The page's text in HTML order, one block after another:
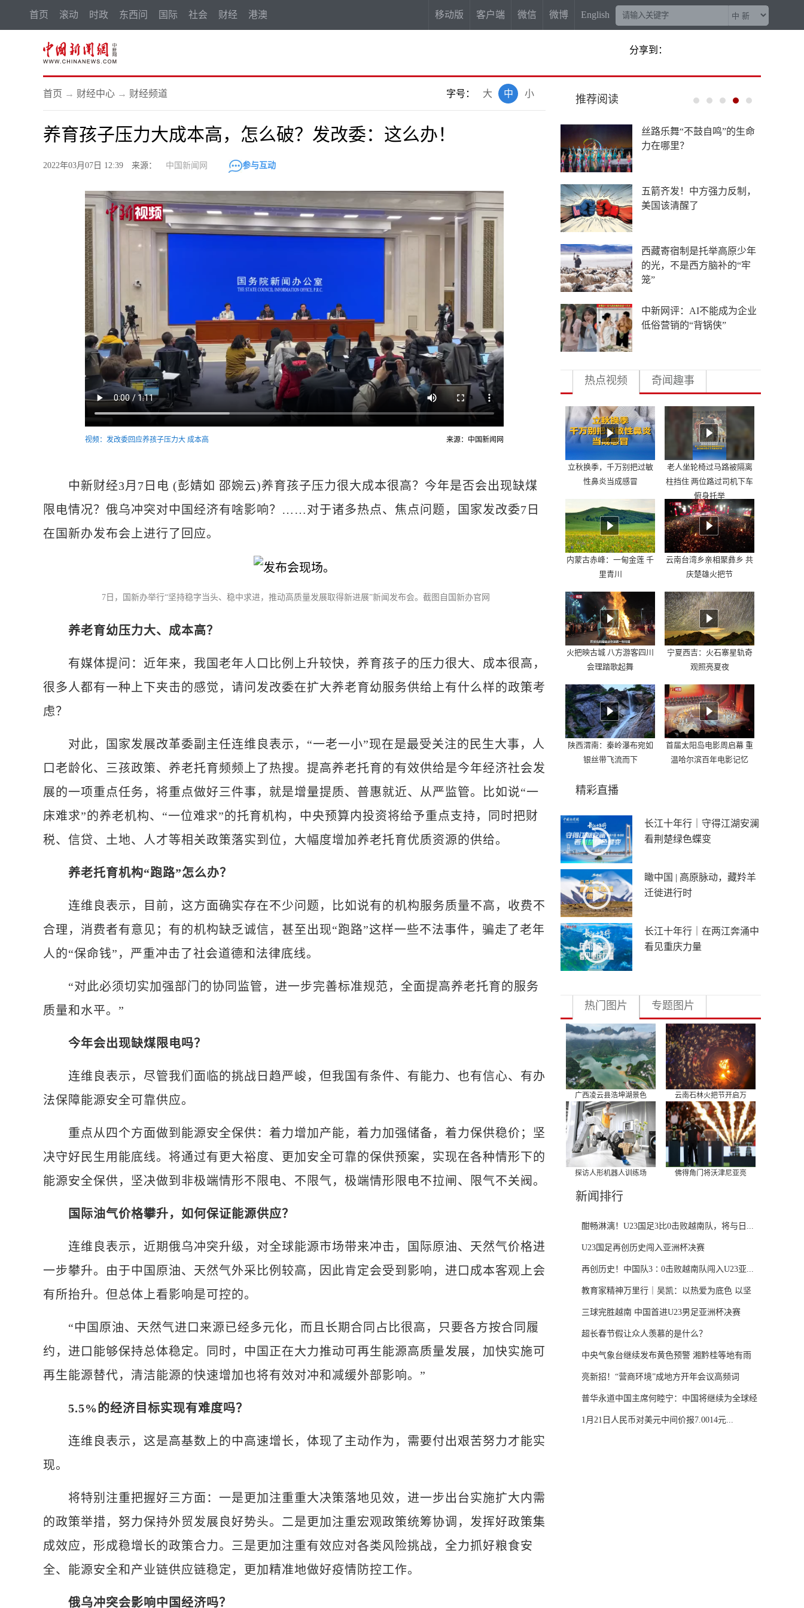
首页 滚动 时政 东西问 国际 社会 财经 港澳 移动版 客户端 微信 微博 English
分享到：
首页 → 财经中心 → 财经频道 字号： 小
中
大
养育孩子压力大成本高，怎么破？发改委：这么办！
2022年03月07日 12:39 来源： 中国新闻网 参与互动
视频：发改委回应养孩子压力大 成本高 来源：中国新闻网
中新财经3月7日电 (彭婧如 邵婉云)养育孩子压力很大成本很高？今年是否会出现缺煤
限电情况？俄乌冲突对中国经济有啥影响？……对于诸多热点、焦点问题，国家发改委7日
在国新办发布会上进行了回应。
7日，国新办举行“坚持稳字当头、稳中求进，推动高质量发展取得新进展”新闻发布会。截图自国新办官网
养老育幼压力大、成本高？
有媒体提问：近年来，我国老年人口比例上升较快，养育孩子的压力很大、成本很高，
很多人都有一种上下夹击的感觉，请问发改委在扩大养老育幼服务供给上有什么样的政策考
虑？
对此，国家发展改革委副主任连维良表示，“一老一小”现在是最受关注的民生大事，人
口老龄化、三孩政策、养老托育频频上了热搜。提高养老托育的有效供给是今年经济社会发
展的一项重点任务，将重点做好三件事，就是增量提质、普惠就近、从严监管。比如说“一
床难求”的养老机构、“一位难求”的托育机构，中央预算内投资将给予重点支持，同时把财
税、信贷、土地、人才等相关政策落实到位，大幅度增加养老托育优质资源的供给。
养老托育机构“跑路”怎么办？
连维良表示，目前，这方面确实存在不少问题，比如说有的机构服务质量不高，收费不
合理，消费者有意见；有的机构缺乏诚信，甚至出现“跑路”这样一些不法事件，骗走了老年
人的“保命钱”，严重冲击了社会道德和法律底线。
“对此必须切实加强部门的协同监管，进一步完善标准规范，全面提高养老托育的服务
质量和水平。”
今年会出现缺煤限电吗？
连维良表示，尽管我们面临的挑战日趋严峻，但我国有条件、有能力、也有信心、有办
法保障能源安全可靠供应。
重点从四个方面做到能源安全保供：着力增加产能，着力加强储备，着力保供稳价；坚
决守好民生用能底线。将通过有更大裕度、更加安全可靠的保供预案，实现在各种情形下的
能源安全保供，坚决做到非极端情形不限电、不限气，极端情形限电不拉闸、限气不关阀。
国际油气价格攀升，如何保证能源供应？
连维良表示，近期俄乌冲突升级，对全球能源市场带来冲击，国际原油、天然气价格进
一步攀升。由于中国原油、天然气外采比例较高，因此肯定会受到影响，进口成本客观上会
有所抬升。但总体上看影响是可控的。
“中国原油、天然气进口来源已经多元化，而且长期合同占比很高，只要各方按合同履
约，进口能够保持总体稳定。同时，中国正在大力推动可再生能源高质量发展，加快实施可
再生能源替代，清洁能源的快速增加也将有效对冲和减缓外部影响。”
5.5%的经济目标实现有难度吗？
连维良表示，这是高基数上的中高速增长，体现了主动作为，需要付出艰苦努力才能实
现。
将特别注重把握好三方面：一是更加注重重大决策落地见效，进一步出台实施扩大内需
的政策举措，努力保持外贸发展良好势头。二是更加注重宏观政策统筹协调，发挥好政策集
成效应，形成稳增长的政策合力。三是更加注重有效应对各类风险挑战，全力抓好粮食安
全、能源安全和产业链供应链稳定，更加精准地做好疫情防控工作。
俄乌冲突会影响中国经济吗？
推荐阅读
丝路乐舞“不鼓自鸣”的生命
力在哪里？
五箭齐发！中方强力反制，
美国该清醒了
西藏寄宿制是托举高原少年
的光，不是西方脑补的“牢
笼”
中新网评：AI不能成为企业
低俗营销的“背锅侠”
热点视频 奇闻趣事
立秋换季，千万别把过敏
性鼻炎当成感冒
老人坐轮椅过马路被隔离
柱挡住 两位路过司机下车
俯身托举
内蒙古赤峰：一甸金莲 千
里青川
云南台湾乡亲相聚彝乡 共
庆楚雄火把节
火把映古城 八方游客四川
会理踏歌起舞
宁夏西吉：火石寨星轨奇
观照亮夏夜
陕西渭南：秦岭瀑布宛如
银丝带飞流而下
首届太阳岛电影周启幕 重
温哈尔滨百年电影记忆
精彩直播
长江十年行｜守得江湖安澜
看荆楚绿色蝶变
瞰中国 | 高原脉动，藏羚羊
迁徙进行时
长江十年行｜在两江奔涌中
看见重庆力量
热门图片 专题图片
广西凌云县浩坤湖景色 云南石林火把节开启万
探访人形机器人训练场 佛得角门将沃津尼亚亮
新闻排行
酣畅淋漓！U23国足3比0击败越南队，将与日...
U23国足再创历史闯入亚洲杯决赛
再创历史！中国队3∶0击败越南队闯入U23亚...
教育家精神万里行｜吴凯：以热爱为底色 以坚
守...
三球完胜越南 中国首进U23男足亚洲杯决赛
超长春节假让众人羡慕的是什么？
中央气象台继续发布黄色预警 湘黔桂等地有雨
雪...
亮新招！“营商环境”成地方开年会议高频词
普华永道中国主席何睦宁：中国将继续为全球经
济...
1月21日人民币对美元中间价报7.0014元...